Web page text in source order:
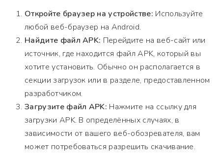
Откройте браузер на устройстве: Используйте
любой веб-браузер на Android.
Найдите файл APK: Перейдите на веб-сайт или
источник, где находится файл APK, который вы
хотите установить. Обычно он располагается в
секции загрузок или в разделе, предоставленном
разработчиком.
Загрузите файл APK: Нажмите на ссылку для
загрузки APK. В определённых случаях, в
зависимости от вашего веб-обозревателя, вам
может потребоваться разрешить скачивание.